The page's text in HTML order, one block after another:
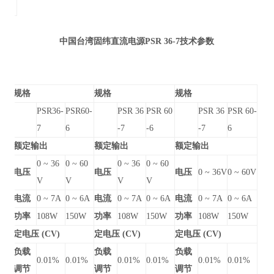
中国台湾固纬直流电源PSR 36-7技术参数
规格 规格
规格
PSR36-
7
PSR60-
6
PSR 36
-7
PSR 60
-6
PSR 36
-7
PSR 60-
6
额定输出
额定输出 额定输出
电压
0 ~ 36
V
0 ~ 60
V
电压
0 ~ 36
V
0 ~ 60
V
电压 0 ~ 36V0 ~ 60V
电流 0 ~ 7A 0 ~ 6A 电流 0 ~ 7A 0 ~ 6A 电流 0 ~ 7A 0 ~ 6A
功率
108W 150W 功率 108W 150W 功率 108W
150W
定电压 (CV)
定电压 (CV)
定电压 (CV)
负载
调节
0.01%
0.01%
负载
调节
0.01%
0.01%
负载
调节
0.01%
0.01%